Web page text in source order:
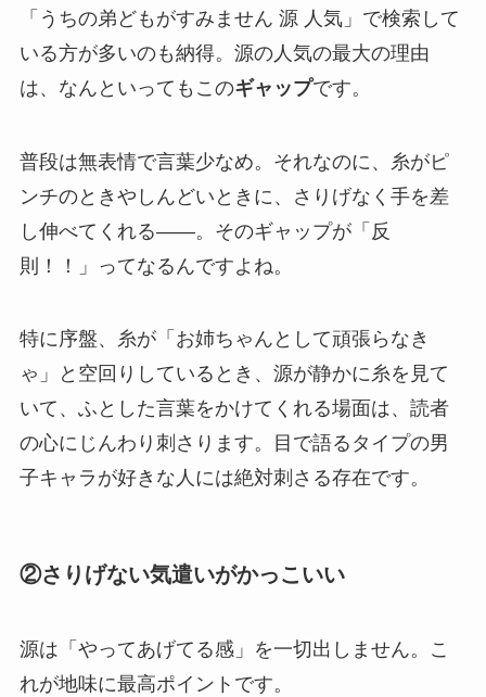
「うちの弟どもがすみません 源 人気」で検索して
いる方が多いのも納得。源の人気の最大の理由
は、なんといってもこのギャップです。
普段は無表情で言葉少なめ。それなのに、糸がピ
ンチのときやしんどいときに、さりげなく手を差
し伸べてくれる——。そのギャップが「反
則！！」ってなるんですよね。
特に序盤、糸が「お姉ちゃんとして頑張らなき
ゃ」と空回りしているとき、源が静かに糸を見て
いて、ふとした言葉をかけてくれる場面は、読者
の心にじんわり刺さります。目で語るタイプの男
子キャラが好きな人には絶対刺さる存在です。
②さりげない気遣いがかっこいい
源は「やってあげてる感」を一切出しません。こ
れが地味に最高ポイントです。